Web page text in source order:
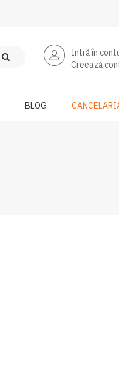
Intră în
Creează
BLOG